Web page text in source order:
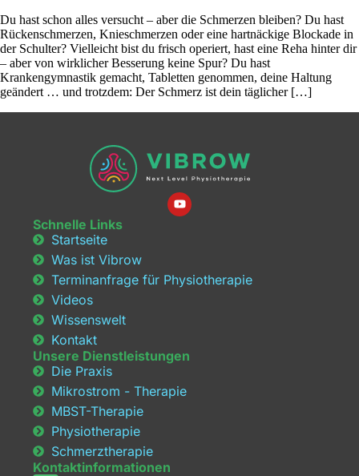
Du hast schon alles versucht – aber die Schmerzen bleiben? Du hast
Rückenschmerzen, Knieschmerzen oder eine hartnäckige Blockade in
der Schulter? Vielleicht bist du frisch operiert, hast eine Reha hinter dir
– aber von wirklicher Besserung keine Spur? Du hast
Krankengymnastik gemacht, Tabletten genommen, deine Haltung
geändert … und trotzdem: Der Schmerz ist dein täglicher […]
Schnelle Links
Startseite
Was ist Vibrow
Terminanfrage für Physiotherapie
Videos
Wissenswelt
Kontakt
Unsere Dienstleistungen
Die Praxis
Mikrostrom - Therapie
MBST-Therapie
Physiotherapie
Schmerztherapie
Kontaktinformationen